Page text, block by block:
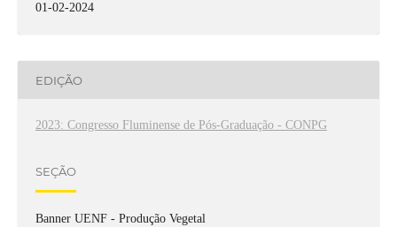
01-02-2024
EDIÇÃO
2023: Congresso Fluminense de Pós-Graduação - CONPG
SEÇÃO
Banner UENF - Produção Vegetal